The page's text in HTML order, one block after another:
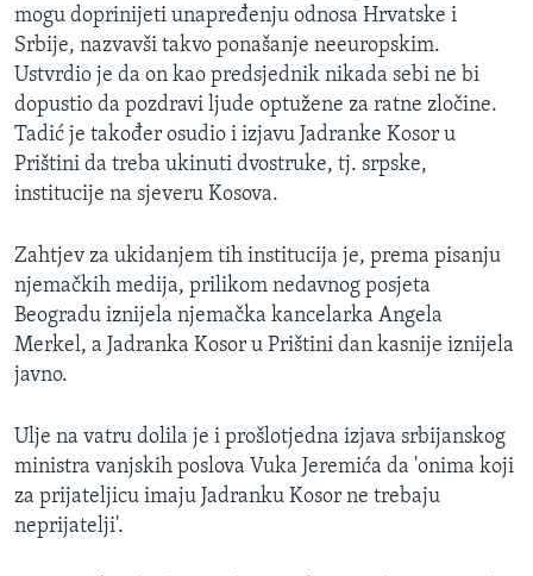
mogu doprinijeti unapređenju odnosa Hrvatske i
Srbije, nazvavši takvo ponašanje neeuropskim.
Ustvrdio je da on kao predsjednik nikada sebi ne bi
dopustio da pozdravi ljude optužene za ratne zločine.
Tadić je također osudio i izjavu Jadranke Kosor u
Prištini da treba ukinuti dvostruke, tj. srpske,
institucije na sjeveru Kosova.
Zahtjev za ukidanjem tih institucija je, prema pisanju
njemačkih medija, prilikom nedavnog posjeta
Beogradu iznijela njemačka kancelarka Angela
Merkel, a Jadranka Kosor u Prištini dan kasnije iznijela
javno.
Ulje na vatru dolila je i prošlotjedna izjava srbijanskog
ministra vanjskih poslova Vuka Jeremića da 'onima koji
za prijateljicu imaju Jadranku Kosor ne trebaju
neprijatelji'.